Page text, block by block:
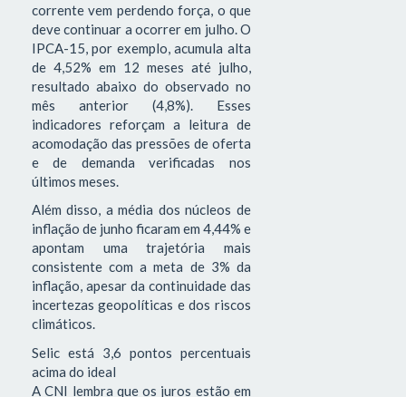
corrente vem perdendo força, o que
deve continuar a ocorrer em julho. O
IPCA-15, por exemplo, acumula alta
de 4,52% em 12 meses até julho,
resultado abaixo do observado no
mês anterior (4,8%). Esses
indicadores reforçam a leitura de
acomodação das pressões de oferta
e de demanda verificadas nos
últimos meses.
Além disso, a média dos núcleos de
inflação de junho ficaram em 4,44% e
apontam uma trajetória mais
consistente com a meta de 3% da
inflação, apesar da continuidade das
incertezas geopolíticas e dos riscos
climáticos.
Selic está 3,6 pontos percentuais
acima do ideal
A CNI lembra que os juros estão em